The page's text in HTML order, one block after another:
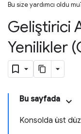
Bu size yardımcı oldu
Geliştirici
Yenilikler
Bu sayfada
Konsolda üst